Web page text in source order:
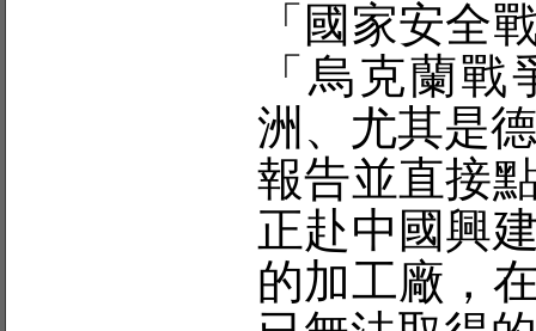
「國家安全
「烏克蘭
洲、尤其是
報告並直接
正赴中國興
的加工廠，